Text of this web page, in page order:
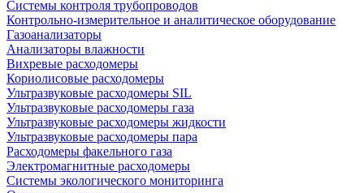
Системы контроля трубопроводов
Контрольно-измерительное и аналитическое оборудование
Газоанализаторы
Анализаторы влажности
Вихревые расходомеры
Кориолисовые расходомеры
Ультразвуковые расходомеры SIL
Ультразвуковые расходомеры газа
Ультразвуковые расходомеры жидкости
Ультразвуковые расходомеры пара
Расходомеры факельного газа
Электромагнитные расходомеры
Системы экологического мониторинга